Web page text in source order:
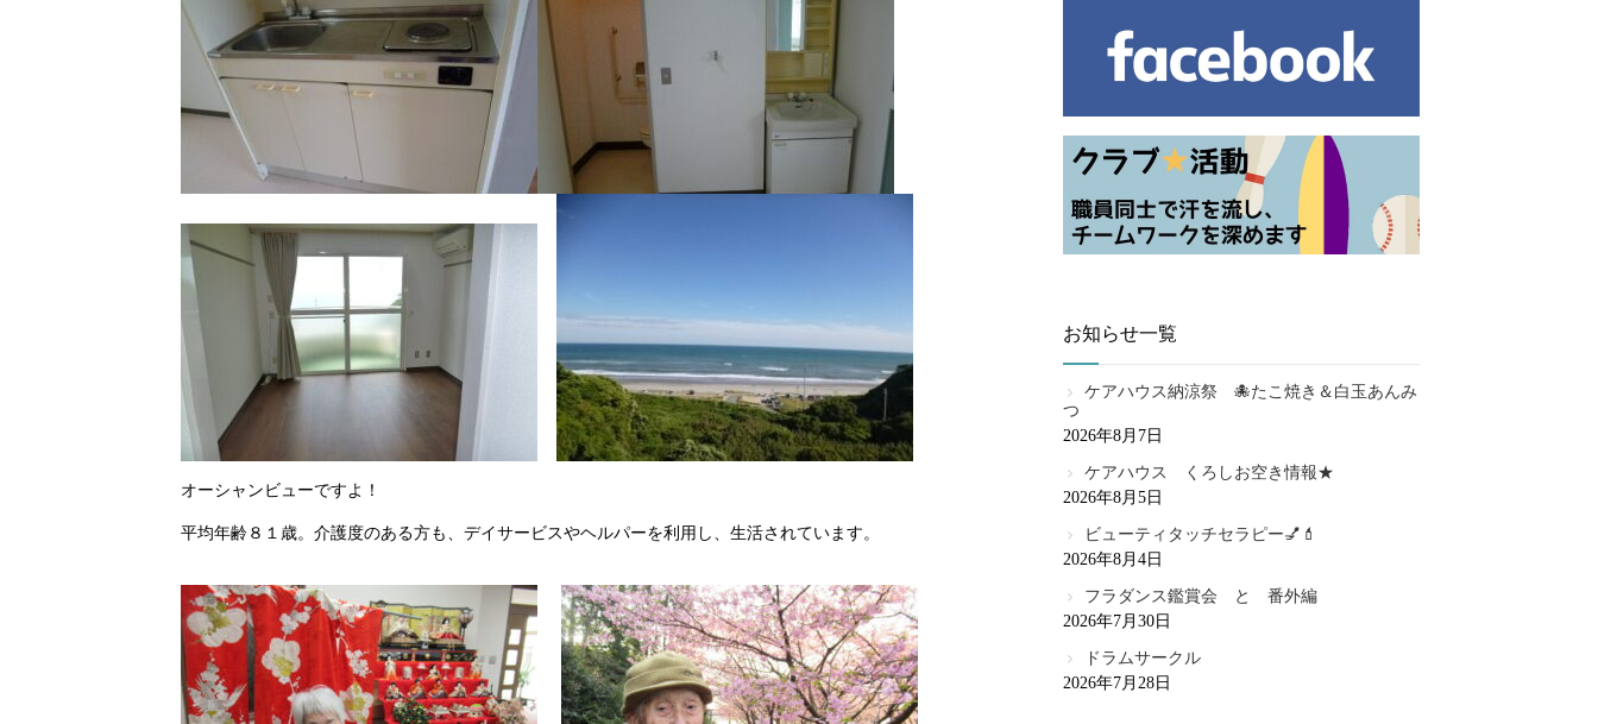
オーシャンビューですよ！
平均年齢８１歳。介護度のある方も、デイサービスやヘルパーを利用し、生活されています。
お知らせ一覧
ケアハウス納涼祭 🐙たこ焼き＆白玉あんみ
つ
2026年8月7日
ケアハウス くろしお空き情報★
2026年8月5日
ビューティタッチセラピー💅💄
2026年8月4日
フラダンス鑑賞会 と 番外編
2026年7月30日
ドラムサークル
2026年7月28日